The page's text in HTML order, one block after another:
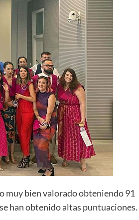
muy bien valorado obteniendo 91
han obtenido altas puntuaciones.